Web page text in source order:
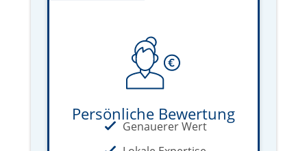
Persönliche Bewertung
Genauerer Wert